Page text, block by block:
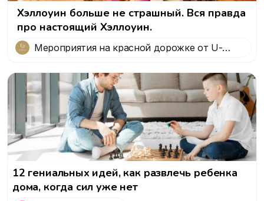
Хэллоуин больше не страшный. Вся правда
про настоящий Хэллоуин.
Мероприятия на красной дорожке от U-
12 гениальных идей, как развлечь ребенка
дома, когда сил уже нет